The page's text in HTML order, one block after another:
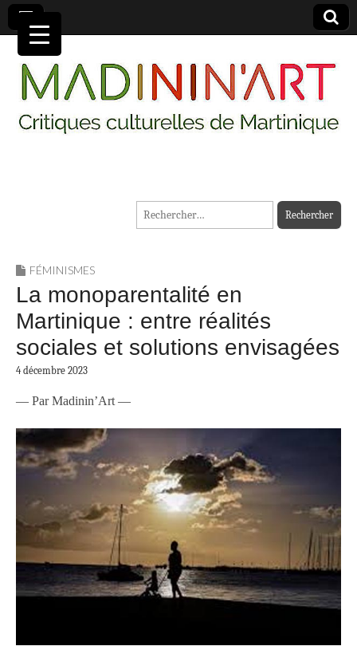
MADININ'ART
Rechercher :
FÉMINISMES
La monoparentalité en
Martinique : entre réalités
sociales et solutions envisagées
4 décembre 2023
— Par Madinin’Art —